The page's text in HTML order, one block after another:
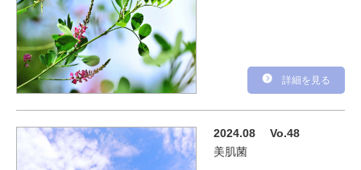
詳細を見る
2024.08 Vo.48
美肌菌